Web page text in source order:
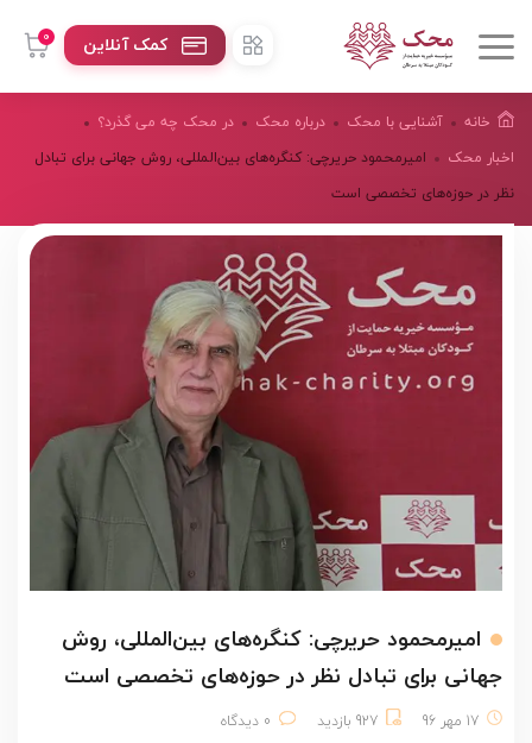
0 کمک آنلاین
خانه آشنایی با محک درباره محک
در محک چه می گذرد؟
اخبار محک
امیرمحمود حریرچی: کنگره‌های بین‌المللی، روش جهانی برای تبادل
نظر در حوزه‌های تخصصی است
امیرمحمود حریرچی: کنگره‌های بین‌المللی، روش
جهانی برای تبادل نظر در حوزه‌های تخصصی است
17 مهر 96 927 بازدید 0 دیدگاه